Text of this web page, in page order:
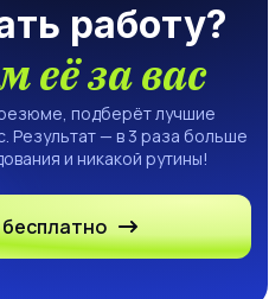
работу?
её за вас
подберёт лучшие
Результат — в 3 раза больше
и никакой рутины!